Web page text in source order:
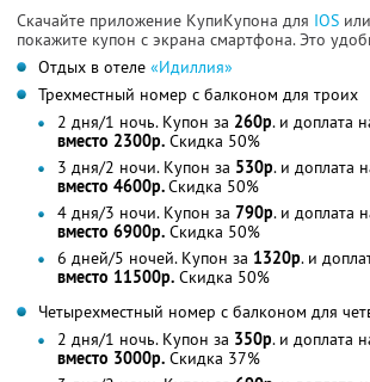
Скачайте приложение КупиКупона для IOS или
покажите купон с экрана смартфона. Это
Отдых в отеле «Идиллия»
Трехместный номер с балконом для троих
2 дня/1 ночь. Купон за 260р. и доплата
вместо 2300р. Скидка 50%
3 дня/2 ночи. Купон за 530р. и доплата
вместо 4600р.Скидка 50%
4 дня/3 ночи. Купон за 790р. и доплата
вместо 6900р. Скидка 50%
6 дней/5 ночей. Купон за 1320р. и
вместо 11500р. Скидка 50%
Четырехместный номер с балконом для
2 дня/1 ночь. Купон за 350р. и доплата
вместо 3000р. Скидка 37%